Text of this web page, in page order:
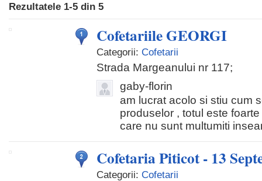
Rezultatele 1-5 din 5
Cofetariile GEORGI
Categorii: Cofetarii
Strada Margeanului nr 117;
gaby-florin
am lucrat acolo si stiu cum
produselor , totul este
care nu sunt multumiti
Cofetaria Piticot - 13
Categorii: Cofetarii